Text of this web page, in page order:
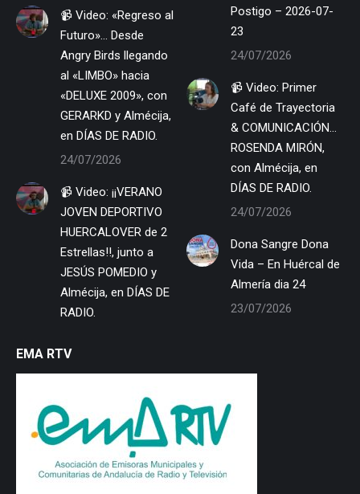
📹 Video: «Regreso al
Futuro»… Desde
Angry Birds llegando
al «LIMBO» hacia
«DELUXE 2009», con
GERARKD y Almécija,
en DÍAS DE RADIO.
24/07/2026
📹 Video: ¡¡VERANO
JOVEN DEPORTIVO
HUERCALOVER de 2
Estrellas!!, junto a
JESÚS POMEDIO y
Almécija, en DÍAS DE
RADIO.
Postigo – 2026-07-
23
24/07/2026
📹 Video: Primer
Café de Trayectoria
& COMUNICACIÓN…
ROSENDA MIRÓN,
con Almécija, en
DÍAS DE RADIO.
24/07/2026
Dona Sangre Dona
Vida – En Huércal de
Almería dia 24
23/07/2026
EMA RTV